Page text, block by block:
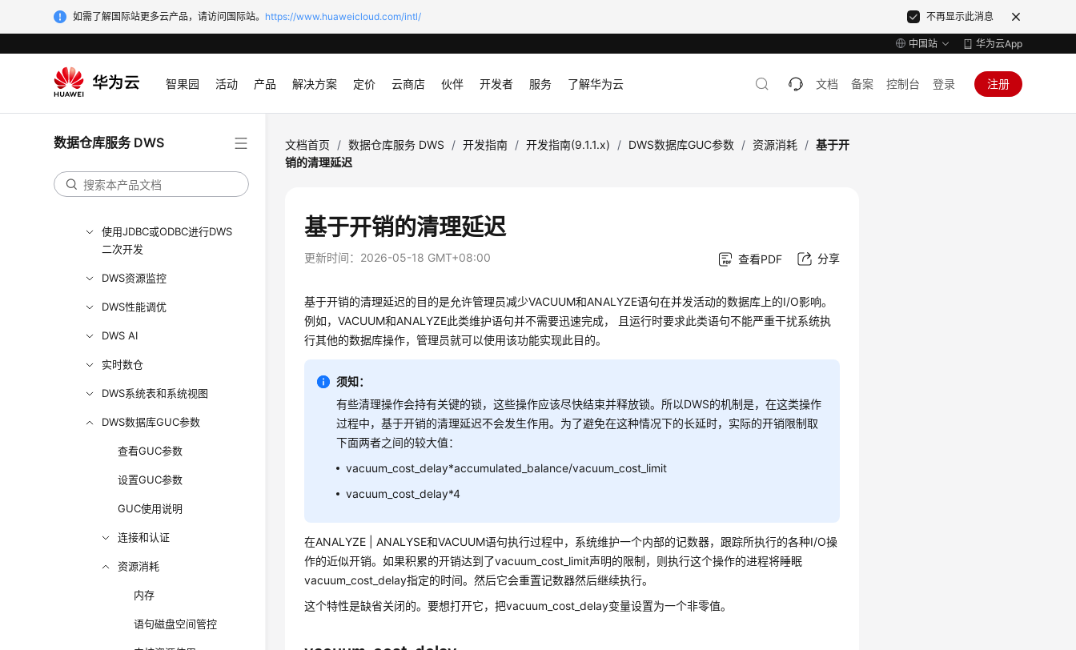
如需了解国际站更多云产品，请访问国际站。 https://www.huaweicloud.com/intl/ 不再显示此消息
中国站 华为云App
智果园 活动 产品 解决方案 定价 云商店 伙伴 开发者 服务 了解华为云 文档 备案 控制台 登录 注册
数据仓库服务 DWS
DWS排序规则
DWS物化视图
DWS用户自定义函数
DWS存储过程
使用JDBC或ODBC进行DWS
二次开发
DWS资源监控
DWS性能调优
DWS AI
实时数仓
DWS系统表和系统视图
DWS数据库GUC参数
查看GUC参数
设置GUC参数
GUC使用说明
连接和认证
资源消耗
内存
语句磁盘空间管控
文档首页 / 数据仓库服务 DWS / 开发指南 / 开发指南(9.1.1.x) / DWS数据库GUC参数 / 资源消耗 / 基于开
销的清理延迟
基于开销的清理延迟
更新时间： 2026-05-18 GMT+08:00 查看PDF 分享
基于开销的清理延迟的目的是允许管理员减少VACUUM和ANALYZE语句在并发活动的数据库上的I/O影响。
例如，VACUUM和ANALYZE此类维护语句并不需要迅速完成， 且运行时要求此类语句不能严重干扰系统执
行其他的数据库操作，管理员就可以使用该功能实现此目的。
须知：
有些清理操作会持有关键的锁，这些操作应该尽快结束并释放锁。所以DWS的机制是，在这类操作
过程中，基于开销的清理延迟不会发生作用。为了避免在这种情况下的长延时，实际的开销限制取
下面两者之间的较大值：
vacuum_cost_delay*accumulated_balance/vacuum_cost_limit
vacuum_cost_delay*4
在ANALYZE | ANALYSE和VACUUM语句执行过程中，系统维护一个内部的记数器，跟踪所执行的各种I/O操
作的近似开销。如果积累的开销达到了vacuum_cost_limit声明的限制，则执行这个操作的进程将睡眠
vacuum_cost_delay指定的时间。然后它会重置记数器然后继续执行。
这个特性是缺省关闭的。要想打开它，把vacuum_cost_delay变量设置为一个非零值。